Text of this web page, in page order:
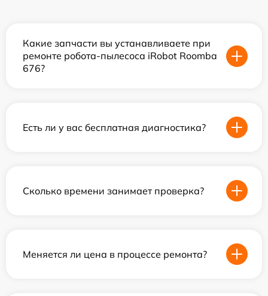
Какие запчасти вы устанавливаете при
ремонте робота-пылесоса iRobot Roomba
676?
Есть ли у вас бесплатная диагностика?
Сколько времени занимает проверка?
Меняется ли цена в процессе ремонта?